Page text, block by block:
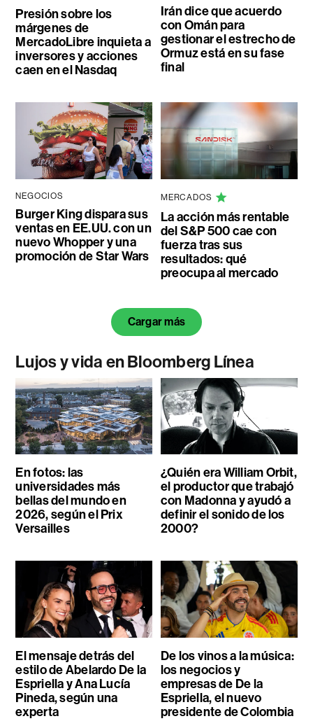
Presión sobre los
márgenes de
MercadoLibre inquieta a
inversores y acciones
caen en el Nasdaq
Irán dice que acuerdo
con Omán para
gestionar el estrecho de
Ormuz está en su fase
final
NEGOCIOS
Burger King dispara sus
ventas en EE.UU. con un
nuevo Whopper y una
promoción de Star Wars
MERCADOS
La acción más rentable
del S&P 500 cae con
fuerza tras sus
resultados: qué
preocupa al mercado
Cargar más
Lujos y vida en Bloomberg Línea
En fotos: las
universidades más
bellas del mundo en
2026, según el Prix
Versailles
¿Quién era William Orbit,
el productor que trabajó
con Madonna y ayudó a
definir el sonido de los
2000?
El mensaje detrás del
estilo de Abelardo De la
Espriella y Ana Lucía
Pineda, según una
experta
De los vinos a la música:
los negocios y
empresas de De la
Espriella, el nuevo
presidente de Colombia